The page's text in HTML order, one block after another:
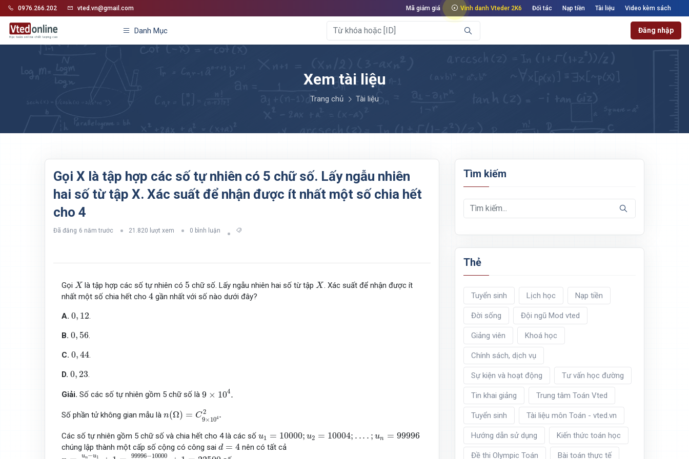
0976.266.202 vted.vn@gmail.com Mã giảm giá Vinh danh Vteder 2K6 Đối tác Nạp tiền Tài liệu Video kèm sách
Danh Mục Đăng nhập
Xem tài liệu
Trang chủ Tài liệu
Gọi X là tập hợp các số tự nhiên có 5 chữ số. Lấy ngẫu nhiên
hai số từ tập X. Xác suất để nhận được ít nhất một số chia hết
cho 4
Đã đăng 6 năm trước 21.820 lượt xem 0 bình luận
Gọi X
X là tập hợp các số tự nhiên có 5
5 chữ số. Lấy ngẫu nhiên hai số từ tậpX
X . Xác suất để nhận được ít
nhất một số chia hết cho 4
4 gần nhất với số nào dưới đây?
A. 0, 12
0 12.
B. 0, 56
0 56.
C. 0,44
0 44.
D. 0, 23
0 23.
Giải. Số các số tự nhiên gồm 5 chữ số là 9 × 104.
9 10 4.
Số phần tử không gian mẫu là n(Ω) = C2
9× 104 .
(Ω)= ×10
Các số tự nhiên gồm 5 chữ số và chia hết cho 4 là các số u1 = 10000; u2 = 10004; . .. . ; un = 99996
u =10000;u2 10004;....; 99996
chúng lập thành một cấp số cộng có công sai d = 4
d =4 nên có tất cả
un−u1 99996−10000
n=un−u1d+1= 99996−100004+1 =22500
Tìm kiếm
Thẻ
Tuyển sinh Lịch học Nạp tiền
Đời sống Đội ngũ Mod vted
Giảng viên Khoá học
Chính sách, dịch vụ
Sự kiện và hoạt động Tư vấn học đường
Tin khai giảng Trung tâm Toán Vted
Tuyển sinh Tài liệu môn Toán - vted.vn
Hướng dẫn sử dụng Kiến thức toán học
Đề thi Olympic Toán Bài toán thực tế